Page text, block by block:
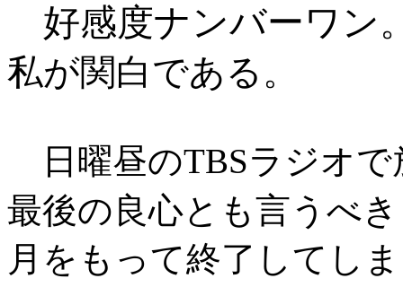
好感度ナンバーワン
私が関白である。
日曜昼のTBSラジオで
最後の良心とも言うべ
月をもって終了してし